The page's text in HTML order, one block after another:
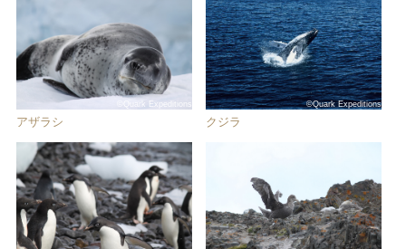
©Quark Expeditions
アザラシ
©Quark Expeditions
クジラ